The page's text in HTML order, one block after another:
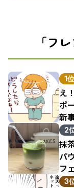
「フ
1位
え
ポ
新
2
抹
パ
フ
3